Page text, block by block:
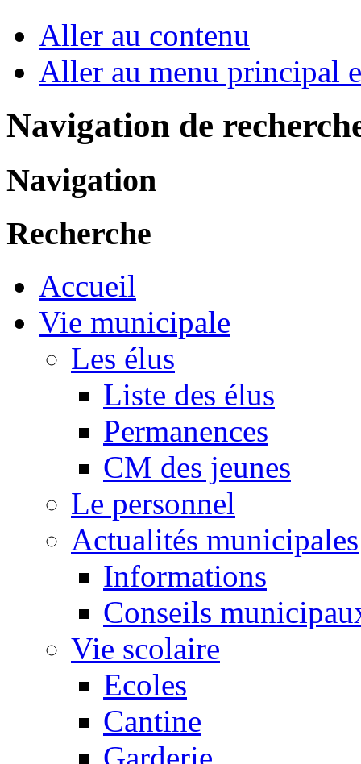
Aller au contenu
Aller au menu principal
Navigation de
Navigation
Recherche
Accueil
Vie municipale
Les élus
Liste des élus
Permanences
CM des jeunes
Le personnel
Actualités municipales
Informations
Conseils
Vie scolaire
Ecoles
Cantine
Garderie